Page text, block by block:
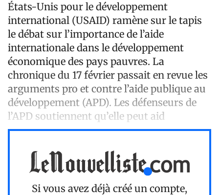
États-Unis pour le développement
international (USAID) ramène sur le tapis
le débat sur l’importance de l’aide
internationale dans le développement
économique des pays pauvres. La
chronique du 17 février passait en revue les
arguments pro et contre l’aide publique au
développement (APD). Les défenseurs de
l’APD soutiennent qu’elle peut aid
Si vous avez déjà créé un compte,